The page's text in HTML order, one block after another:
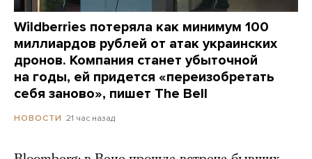
Wildberries потеряла как минимум 100
миллиардов рублей от атак украинских
дронов. Компания станет убыточной
на годы, ей придется «переизобретать
себя заново», пишет The Bell
НОВОСТИ 21 час назад